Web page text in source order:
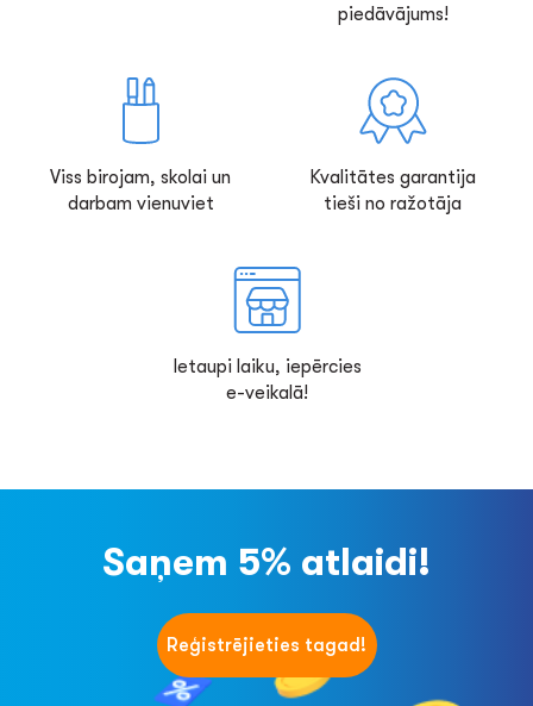
piedāvājums!
Viss birojam, skolai un
darbam vienuviet
Kvalitātes garantija
tieši no ražotāja
Ietaupi laiku, iepērcies
e-veikalā!
Saņem 5% atlaidi!
Reģistrējieties tagad!